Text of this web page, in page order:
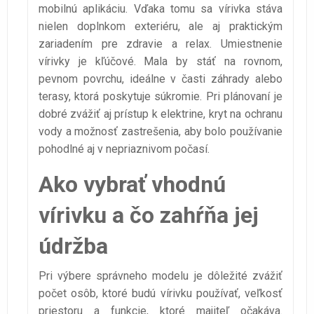
mobilnú aplikáciu. Vďaka tomu sa vírivka stáva
nielen doplnkom exteriéru, ale aj praktickým
zariadením pre zdravie a relax. Umiestnenie
vírivky je kľúčové. Mala by stáť na rovnom,
pevnom povrchu, ideálne v časti záhrady alebo
terasy, ktorá poskytuje súkromie. Pri plánovaní je
dobré zvážiť aj prístup k elektrine, kryt na ochranu
vody a možnosť zastrešenia, aby bolo používanie
pohodlné aj v nepriaznivom počasí.
Ako vybrať vhodnú
vírivku a čo zahŕňa jej
údržba
Pri výbere správneho modelu je dôležité zvážiť
počet osôb, ktoré budú vírivku používať, veľkosť
priestoru a funkcie, ktoré majiteľ očakáva.